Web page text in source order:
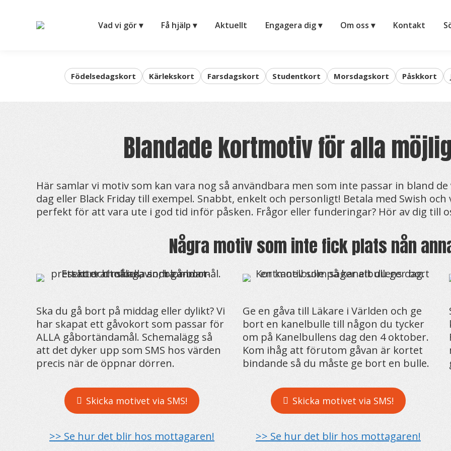
Vad vi gör ▾ Få hjälp ▾ Aktuellt Engagera dig ▾ Om oss ▾ Kontakt
Födelsedagskort Kärlekskort Farsdagskort Studentkort Morsdagskort Påskkort
Blandade kortmotiv för alla
Här samlar vi motiv som kan vara nog så användbara men som inte passar in bland
dag eller Black Friday till exempel. Snabbt, enkelt och personligt! Betala med Swish
perfekt för att vara ute i god tid inför påsken. Frågor eller funderingar? Hör av dig till
Några motiv som inte fick plats nån
Ska du gå bort på middag eller dylikt? Vi
har skapat ett gåvokort som passar för
ALLA gåbortändamål. Schemalägg så
att det dyker upp som SMS hos värden
precis när de öppnar dörren.
Skicka motivet via SMS!
>> Se hur det blir hos mottagaren!
Ge en gåva till Läkare i Världen och ge
bort en kanelbulle till någon du tycker
om på Kanelbullens dag den 4 oktober.
Kom ihåg att förutom gåvan är kortet
bindande så du måste ge bort en bulle.
Skicka motivet via SMS!
>> Se hur det blir hos mottagaren!